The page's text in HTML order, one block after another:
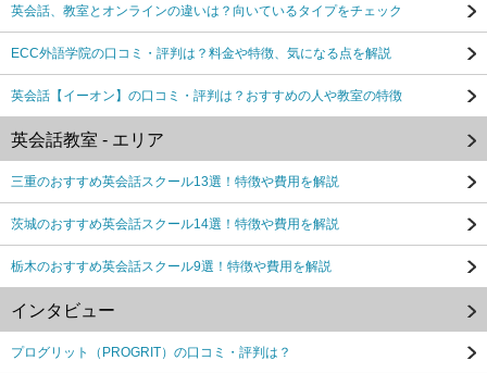
英会話、教室とオンラインの違いは？向いているタイプをチェック
ECC外語学院の口コミ・評判は？料金や特徴、気になる点を解説
英会話【イーオン】の口コミ・評判は？おすすめの人や教室の特徴
英会話教室 - エリア
三重のおすすめ英会話スクール13選！特徴や費用を解説
茨城のおすすめ英会話スクール14選！特徴や費用を解説
栃木のおすすめ英会話スクール9選！特徴や費用を解説
インタビュー
プログリット（PROGRIT）の口コミ・評判は？